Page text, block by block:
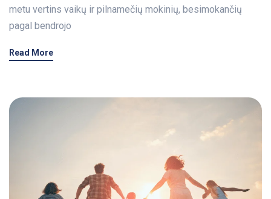
metu vertins vaikų ir pilnamečių mokinių, besimokančių
pagal bendrojo
Read More